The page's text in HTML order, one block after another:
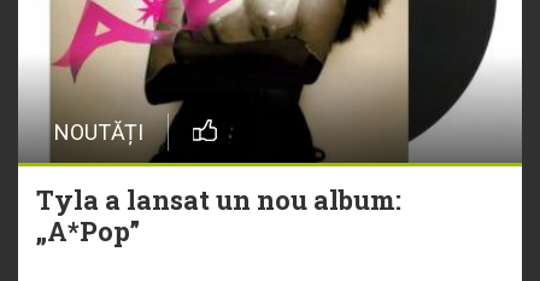
NOUTĂȚI
Tyla a lansat un nou album:
„A*Pop”